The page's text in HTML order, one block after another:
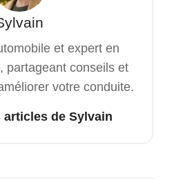
et expert en
partageant conseils et
votre conduite.
articles de Sylvain